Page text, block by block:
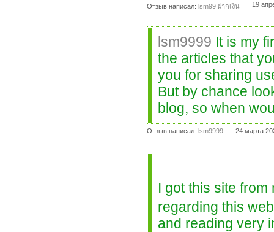
Отзыв написал: lsm99 ฝากเงิน 19
lsm9999 It is my
the articles that
you for sharing
But by chance
blog, so when
Отзыв написал: lsm9999 24 марта
I got this site
regarding this
and reading very